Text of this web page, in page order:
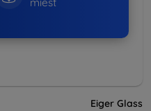
Eiger Glass